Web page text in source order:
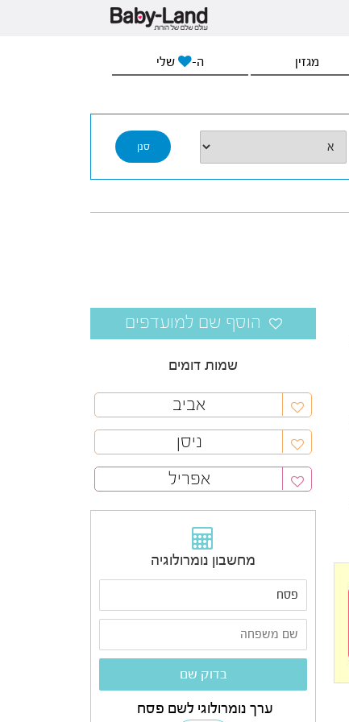
מגזין ה- שלי
שמות דומים
אביב
ניסן
אפריל
מחשבון נומרולוגיה
ערך נומרולוגי לשם פסח